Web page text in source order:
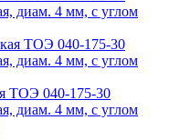
ТОЭ 040-175-30
диам. 4 мм, с углом